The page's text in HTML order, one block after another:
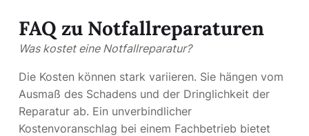
FAQ zu Notfallreparaturen
Was kostet eine Notfallreparatur?
Die Kosten können stark variieren. Sie hängen vom
Ausmaß des Schadens und der Dringlichkeit der
Reparatur ab. Ein unverbindlicher
Kostenvoranschlag bei einem Fachbetrieb bietet